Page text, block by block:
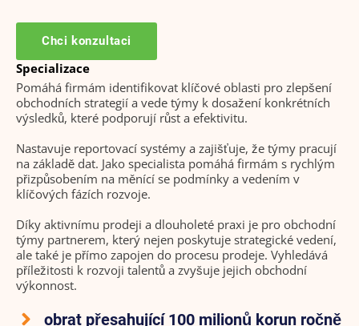
Chci konzultaci
Specializace
Pomáhá firmám identifikovat klíčové oblasti pro zlepšení
obchodních strategií a vede týmy k dosažení konkrétních
výsledků, které podporují růst a efektivitu.
Nastavuje reportovací systémy a zajišťuje, že týmy pracují
na základě dat. Jako specialista pomáhá firmám s rychlým
přizpůsobením na měnící se podmínky a vedením v
klíčových fázích rozvoje.
Díky aktivnímu prodeji a dlouholeté praxi je pro obchodní
týmy partnerem, který nejen poskytuje strategické vedení,
ale také je přímo zapojen do procesu prodeje. Vyhledává
příležitosti k rozvoji talentů a zvyšuje jejich obchodní
výkonnost.
obrat přesahující 100 milionů korun ročně